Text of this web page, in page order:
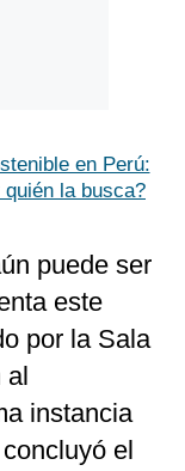
en Perú:
la busca?
puede ser
este
por la Sala
al
instancia
el